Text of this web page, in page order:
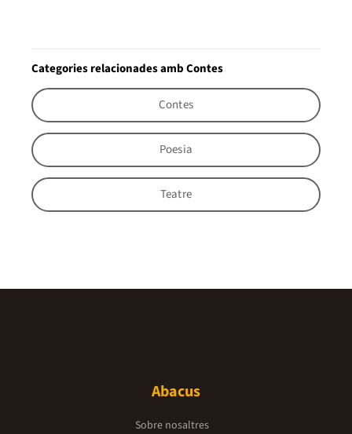
Categories relacionades amb Contes
Contes
Poesia
Teatre
Abacus
Sobre nosaltres